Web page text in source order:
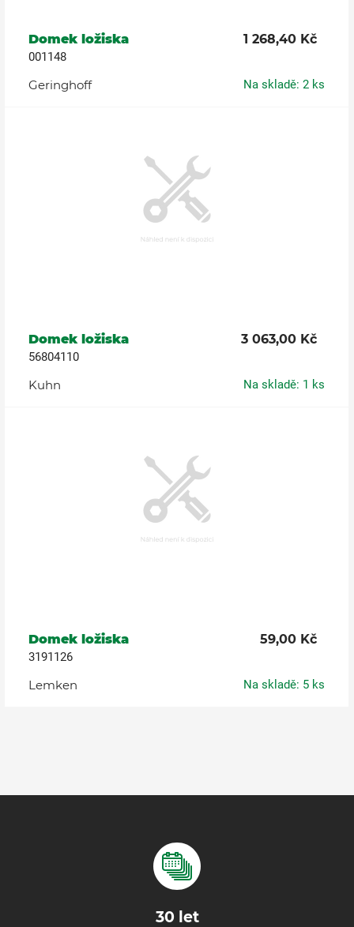
Domek ložiska 1 268,40 Kč
001148
Geringhoff Na skladě: 2 ks
Domek ložiska 3 063,00 Kč
56804110
Kuhn Na skladě: 1 ks
Domek ložiska 59,00 Kč
3191126
Lemken Na skladě: 5 ks
30 let